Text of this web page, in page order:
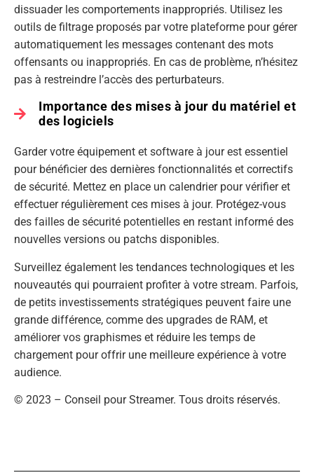
dissuader les comportements inappropriés. Utilisez les
outils de filtrage proposés par votre plateforme pour gérer
automatiquement les messages contenant des mots
offensants ou inappropriés. En cas de problème, n’hésitez
pas à restreindre l’accès des perturbateurs.
Importance des mises à jour du matériel et
des logiciels
Garder votre équipement et software à jour est essentiel
pour bénéficier des dernières fonctionnalités et correctifs
de sécurité. Mettez en place un calendrier pour vérifier et
effectuer régulièrement ces mises à jour. Protégez-vous
des failles de sécurité potentielles en restant informé des
nouvelles versions ou patchs disponibles.
Surveillez également les tendances technologiques et les
nouveautés qui pourraient profiter à votre stream. Parfois,
de petits investissements stratégiques peuvent faire une
grande différence, comme des upgrades de RAM, et
améliorer vos graphismes et réduire les temps de
chargement pour offrir une meilleure expérience à votre
audience.
© 2023 – Conseil pour Streamer. Tous droits réservés.